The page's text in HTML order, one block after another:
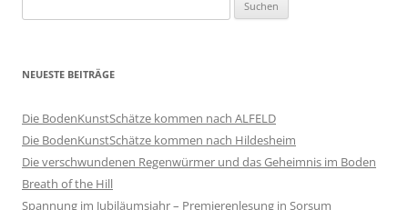
nach:
NEUESTE BEITRÄGE
Die BodenKunstSchätze kommen nach ALFELD
Die BodenKunstSchätze kommen nach Hildesheim
Die verschwundenen Regenwürmer und das Geheimnis im Boden
Breath of the Hill
Spannung im Jubiläumsjahr – Premierenlesung in Sorsum